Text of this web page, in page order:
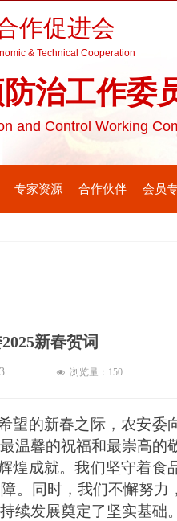
专家资源 合作伙伴 会员
作促进会
& Technical Cooperation
治工作委
and Control Working
新春贺词
望的新春之际，农安委
温馨的祝福和最崇高的
煌成就。我们坚守着食
。同时，我们不懈努力
续发展奠定了坚实基础。
넶 浏览量： 150